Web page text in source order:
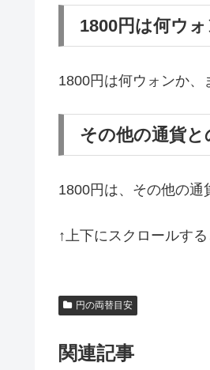
1800円は何ウォ
1800円は何ウォンか、
その他の通貨と
1800円は、その他の通
↑上下にスクロールす
円の両替目安
関連記事